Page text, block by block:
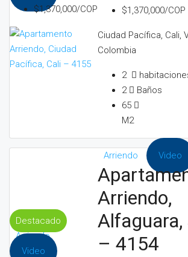
$1,370,000/COP
$1,370,000/COP
Ciudad Pacífica, Cali,
Colombia
2
2
Baños
65
M2
Destacado
Arriendo
Video
Arriendo Video
Arriendo,
– 4154